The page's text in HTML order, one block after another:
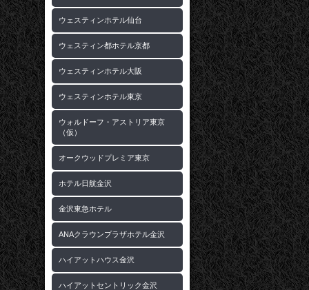
ウェスティンホテル仙台
ウェスティン都ホテル京都
ウェスティンホテル大阪
ウェスティンホテル東京
ウォルドーフ・アストリア東京
（仮）
オークウッドプレミア東京
ホテル日航金沢
金沢東急ホテル
ANAクラウンプラザホテル金沢
ハイアットハウス金沢
ハイアットセントリック金沢